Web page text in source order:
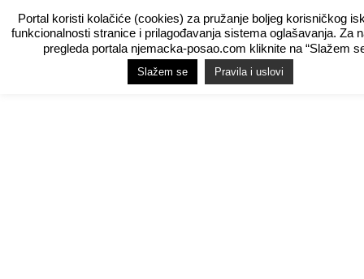
Portal koristi kolačiće (cookies) za pružanje boljeg korisničkog
funkcionalnosti stranice i prilagođavanja sistema oglašavanja. Za
pregleda portala njemacka-posao.com kliknite na “Slažem
Slažem se Pravila i uslovi